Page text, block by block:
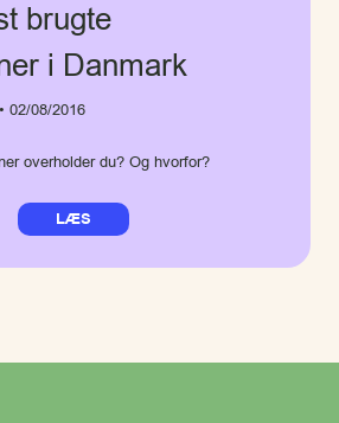
brugte
i Danmark
• 02/08/2016
overholder du? Og hvorfor?
LÆS